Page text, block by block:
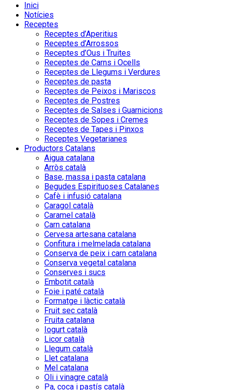
Inici
Notícies
Receptes
Receptes d’Aperitius
Receptes d’Arrossos
Receptes d’Ous i Truites
Receptes de Carns i Ocells
Receptes de Llegums i Verdures
Receptes de pasta
Receptes de Peixos i Mariscos
Receptes de Postres
Receptes de Salses i Guarnicions
Receptes de Sopes i Cremes
Receptes de Tapes i Pinxos
Receptes Vegetarianes
Productors Catalans
Aigua catalana
Arròs català
Base, massa i pasta catalana
Begudes Espirituoses Catalanes
Cafè i infusió catalana
Caragol català
Caramel català
Carn catalana
Cervesa artesana catalana
Confitura i melmelada catalana
Conserva de peix i carn catalana
Conserva vegetal catalana
Conserves i sucs
Embotit català
Foie i paté català
Formatge i làctic català
Fruit sec català
Fruita catalana
Iogurt català
Licor català
Llegum català
Llet catalana
Mel catalana
Oli i vinagre català
Pa, coca i pastís català